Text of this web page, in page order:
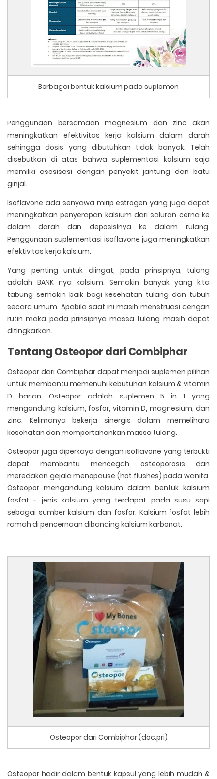
Berbagai bentuk kalsium pada suplemen
Penggunaan bersamaan magnesium dan zinc akan
meningkatkan efektivitas kerja kalsium dalam darah
sehingga dosis yang dibutuhkan tidak banyak. Telah
disebutkan di atas bahwa suplementasi kalsium saja
memiliki asosisasi dengan penyakit jantung dan batu
ginjal.
Isoflavone ada senyawa mirip estrogen yang juga dapat
meningkatkan penyerapan kalsium dari saluran cerna ke
dalam darah dan deposisinya ke dalam tulang.
Penggunaan suplementasi isoflavone juga meningkatkan
efektivitas kerja kalsium.
Yang penting untuk diingat, pada prinsipnya, tulang
adalah BANK nya kalsium. Semakin banyak yang kita
tabung semakin baik bagi kesehatan tulang dan tubuh
secara umum. Apabila saat ini masih menstruasi dengan
rutin maka pada prinsipnya massa tulang masih dapat
ditingkatkan.
Tentang Osteopor dari Combiphar
Osteopor dari Combiphar dapat menjadi suplemen pilihan
untuk membantu memenuhi kebutuhan kalsium & vitamin
D harian. Osteopor adalah suplemen 5 in 1 yang
mengandung kalsium, fosfor, vitamin D, magnesium, dan
zinc. Kelimanya bekerja sinergis dalam memelihara
kesehatan dan mempertahankan massa tulang.
Osteopor juga diperkaya dengan isoflavone yang terbukti
dapat membantu mencegah osteoporosis dan
meredakan gejala menopause (hot flushes) pada wanita.
Osteopor mengandung kalsium dalam bentuk kalsium
fosfat - jenis kalsium yang terdapat pada susu sapi
sebagai sumber kalsium dan fosfor. Kalsium fosfat lebih
ramah di pencernaan dibanding kalsium karbonat.
Osteopor dari Combiphar (doc.pri)
Osteopor hadir dalam bentuk kapsul yang lebih mudah &